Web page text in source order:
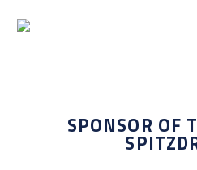
SPONSOR OF